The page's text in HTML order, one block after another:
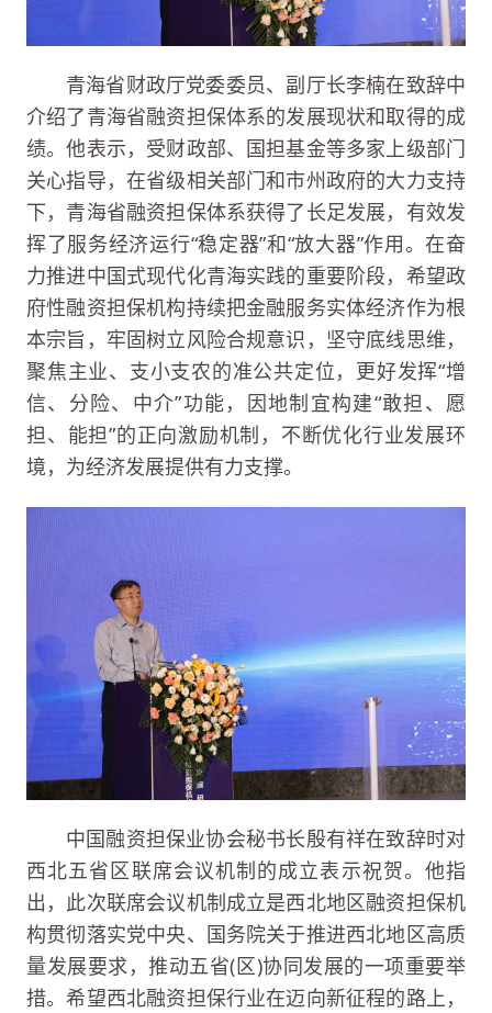
青海省财政厅党委委员、副厅长李楠在致辞中
介绍了青海省融资担保体系的发展现状和取得的成
绩。他表示，受财政部、国担基金等多家上级部门
关心指导，在省级相关部门和市州政府的大力支持
下，青海省融资担保体系获得了长足发展，有效发
挥了服务经济运行“稳定器”和“放大器”作用。在奋
力推进中国式现代化青海实践的重要阶段，希望政
府性融资担保机构持续把金融服务实体经济作为根
本宗旨，牢固树立风险合规意识，坚守底线思维，
聚焦主业、支小支农的准公共定位，更好发挥“增
信、分险、中介”功能，因地制宜构建“敢担、愿
担、能担”的正向激励机制，不断优化行业发展环
境，为经济发展提供有力支撑。
中国融资担保业协会秘书长殷有祥在致辞时对
西北五省区联席会议机制的成立表示祝贺。他指
出，此次联席会议机制成立是西北地区融资担保机
构贯彻落实党中央、国务院关于推进西北地区高质
量发展要求，推动五省(区)协同发展的一项重要举
措。希望西北融资担保行业在迈向新征程的路上，